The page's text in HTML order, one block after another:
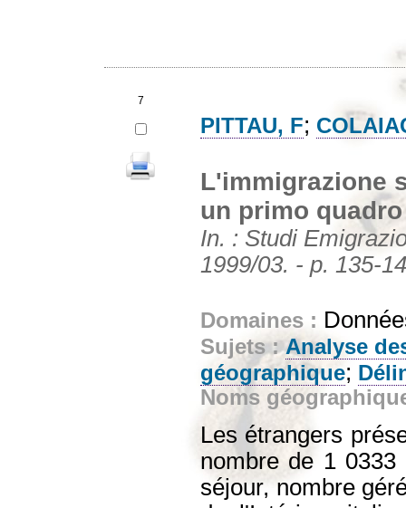
7
PITTAU, F;
L'immigrazione
un primo
In. : Studi
1999/03. - p. 135-
Domaines :
Sujets :Analyse
géographique;
Noms
Les étrangers
nombre de 1
séjour, nombre